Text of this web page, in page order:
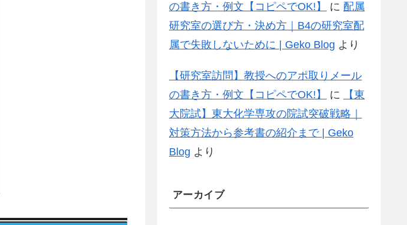
の書き方・例文【コピペでOK!】
に 配属
研究室の選び方・決め方｜B4の研究室配
属で失敗しないために | Geko Blog より
【研究室訪問】教授へのアポ取りメール
の書き方・例文【コピペでOK!】
に
【東
大院試】東大化学専攻の院試突破戦略｜
対策方法から参考書の紹介まで | Geko
Blog より
アーカイブ